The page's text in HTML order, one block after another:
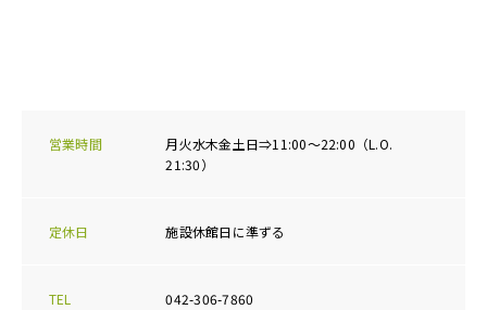
営業時間
月火水木金土日⇒11:00～22:00（L.O.
21:30）
定休日 施設休館日に準ずる
TEL 042-306-7860